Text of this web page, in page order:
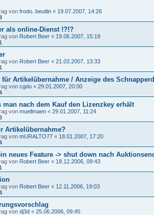
von frodo..beutlin « 19.07.2007, 14:26
als online-Dienst !?!?
von Robert Beer « 19.06.2007, 15:19
von Robert Beer « 21.03.2007, 13:33
für Artikelübernahme / Anzeige des
von cgdu « 29.01.2007, 20:00
man nach dem Kauf den Lizenzkey erhält
von muellmaen « 29.01.2007, 11:24
Artikelübernahme?
von mURALTO77 « 18.01.2007, 17:20
neues Feature -> shut down nach
von Robert Beer « 18.12.2006, 09:43
von Robert Beer « 12.11.2006, 19:03
von dj3d « 25.06.2006, 09:45